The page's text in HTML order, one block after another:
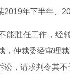
2019年下半年、
胜任工作，经转
，仲裁委经审理
讼，请求判令其不